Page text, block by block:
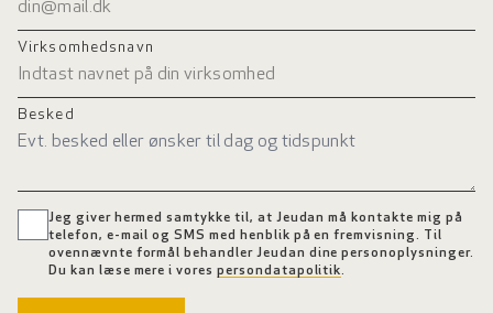
Virksomhedsnavn
Besked
Jeg giver hermed samtykke til, at Jeudan må kontakte mig på
telefon, e-mail og SMS med henblik på en fremvisning. Til
ovennævnte formål behandler Jeudan dine personoplysninger.
Du kan læse mere i vorespersondatapolitik.